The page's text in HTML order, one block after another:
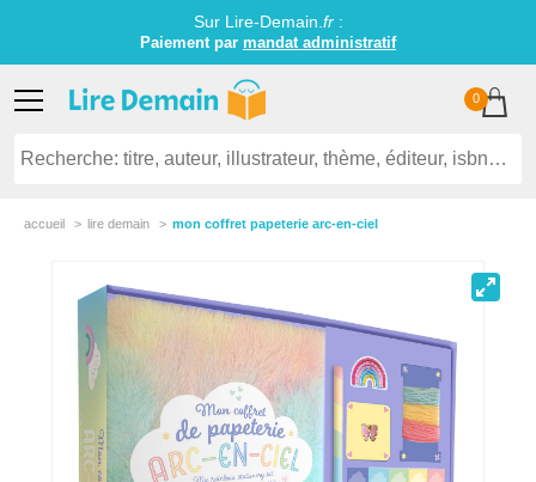
Sur Lire-Demain. fr:
Paiement par mandat administratif
0
accueil lire demain mon coffret papeterie arc-en-ciel